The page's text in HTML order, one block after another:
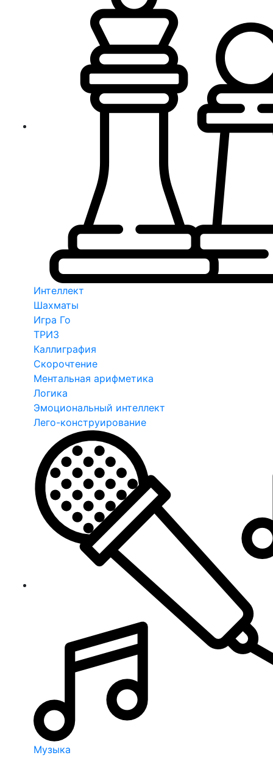
Интеллект
Шахматы
Игра Го
ТРИЗ
Каллиграфия
Скорочтение
Ментальная арифметика
Логика
Эмоциональный интеллект
Лего-конструирование
Музыка